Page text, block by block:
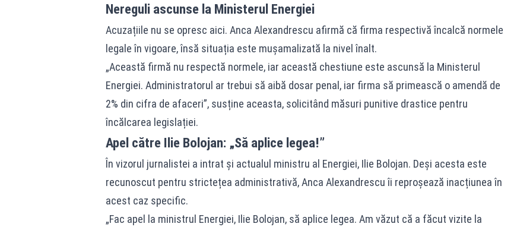
Nereguli ascunse la Ministerul Energiei
Acuzațiile nu se opresc aici. Anca Alexandrescu afirmă că firma respectivă încalcă normele
legale în vigoare, însă situația este mușamalizată la nivel înalt.
„Această firmă nu respectă normele, iar această chestiune este ascunsă la Ministerul
Energiei. Administratorul ar trebui să aibă dosar penal, iar firma să primească o amendă de
2% din cifra de afaceri”, susține aceasta, solicitând măsuri punitive drastice pentru
încălcarea legislației.
Apel către Ilie Bolojan: „Să aplice legea!”
În vizorul jurnalistei a intrat și actualul ministru al Energiei, Ilie Bolojan. Deși acesta este
recunoscut pentru strictețea administrativă, Anca Alexandrescu îi reproșează inacțiunea în
acest caz specific.
„Fac apel la ministrul Energiei, Ilie Bolojan, să aplice legea. Am văzut că a făcut vizite la